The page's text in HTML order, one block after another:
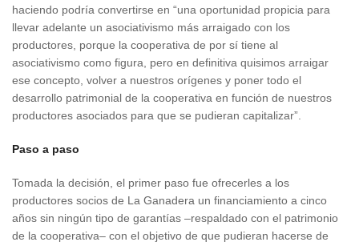
haciendo podría convertirse en “una oportunidad propicia para
llevar adelante un asociativismo más arraigado con los
productores, porque la cooperativa de por sí tiene al
asociativismo como figura, pero en definitiva quisimos arraigar
ese concepto, volver a nuestros orígenes y poner todo el
desarrollo patrimonial de la cooperativa en función de nuestros
productores asociados para que se pudieran capitalizar”.
Paso a paso
Tomada la decisión, el primer paso fue ofrecerles a los
productores socios de La Ganadera un financiamiento a cinco
años sin ningún tipo de garantías –respaldado con el patrimonio
de la cooperativa– con el objetivo de que pudieran hacerse de